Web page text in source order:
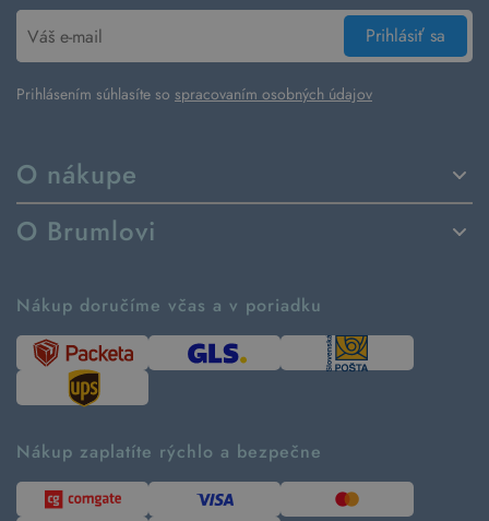
O nákupe
Spôsoby dodania a platby
Vrátenie tovaru a reklamácia
Návod ako nakupovať
Tabuľka veľkostí
Predávané značky
Kontakt
O Brumlovi
Ako tvoríme second hand
Časté otázky
Kde pomáhame
Udržateľnosť
Blog
Pre médiá
Prihlásiť sa
Prihlásením súhlasíte so spracovaním osobných údajov
Nákup doručíme včas a v poriadku
Nákup zaplatíte rýchlo a bezpečne